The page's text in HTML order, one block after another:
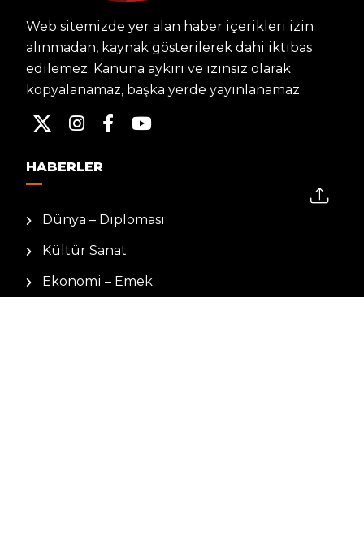
Web sitemizde yer alan haber içerikleri izin
alınmadan, kaynak gösterilerek dahi iktibas
edilemez. Kanuna aykırı ve izinsiz olarak
kopyalanamaz, başka yerde yayınlanamaz.
HABERLER
Dünya – Diplomasi
Kültür Sanat
Ekonomi – Emek